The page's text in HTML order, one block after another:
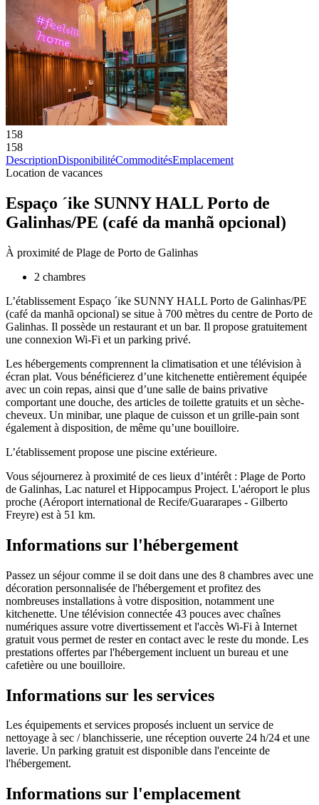
158
158
DescriptionDisponibilitéCommoditésEmplacement
Location de vacances
Espaço ´ike SUNNY HALL Porto de
Galinhas/PE (café da manhã opcional)
À proximité de Plage de Porto de Galinhas
2 chambres
L’établissement Espaço ´ike SUNNY HALL Porto de Galinhas/PE
(café da manhã opcional) se situe à 700 mètres du centre de Porto de
Galinhas. Il possède un restaurant et un bar. Il propose gratuitement
une connexion Wi-Fi et un parking privé.
Les hébergements comprennent la climatisation et une télévision à
écran plat. Vous bénéficierez d’une kitchenette entièrement équipée
avec un coin repas, ainsi que d’une salle de bains privative
comportant une douche, des articles de toilette gratuits et un sèche-
cheveux. Un minibar, une plaque de cuisson et un grille-pain sont
également à disposition, de même qu’une bouilloire.
L’établissement propose une piscine extérieure.
Vous séjournerez à proximité de ces lieux d’intérêt : Plage de Porto
de Galinhas, Lac naturel et Hippocampus Project. L'aéroport le plus
proche (Aéroport international de Recife/Guararapes - Gilberto
Freyre) est à 51 km.
Informations sur l'hébergement
Passez un séjour comme il se doit dans une des 8 chambres avec une
décoration personnalisée de l'hébergement et profitez des
nombreuses installations à votre disposition, notamment une
kitchenette. Une télévision connectée 43 pouces avec chaînes
numériques assure votre divertissement et l'accès Wi-Fi à Internet
gratuit vous permet de rester en contact avec le reste du monde. Les
prestations offertes par l'hébergement incluent un bureau et une
cafetière ou une bouilloire.
Informations sur les services
Les équipements et services proposés incluent un service de
nettoyage à sec / blanchisserie, une réception ouverte 24 h/24 et une
laverie. Un parking gratuit est disponible dans l'enceinte de
l'hébergement.
Informations sur l'emplacement